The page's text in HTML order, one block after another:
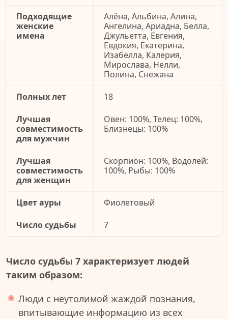
Подходящие
женские
имена
Алёна, Альбина, Алина,
Ангелина, Ариадна, Белла,
Джульетта, Евгения,
Евдокия, Екатерина,
Изабелла, Калерия,
Мирослава, Нелли,
Полина, Снежана
Полных лет
18
Лучшая
совместимость
для мужчин
Овен: 100%, Телец: 100%,
Близнецы: 100%
Лучшая
совместимость
для женщин
Скорпион: 100%, Водолей:
100%, Рыбы: 100%
Цвет ауры
Фиолетовый
Число судьбы
7
Число судьбы 7 характеризует людей
таким образом:
Люди с неутолимой жаждой познания,
впитывающие информацию из всех